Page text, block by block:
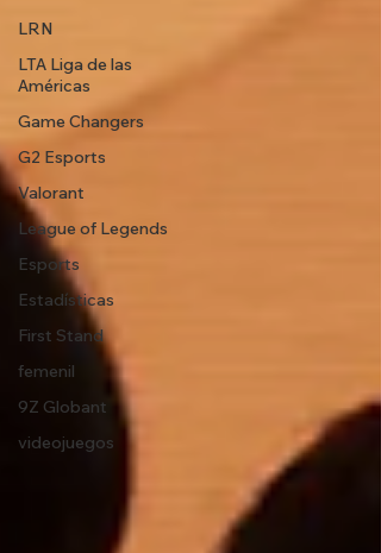
LRN
LTA Liga de las
Américas
Game Changers
G2 Esports
Valorant
League of Legends
Esports
Estadísticas
First Stand
femenil
9Z Globant
videojuegos